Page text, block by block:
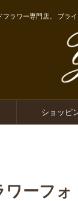
ラワー専門店。 ブラ
ショッピ
ーフォ